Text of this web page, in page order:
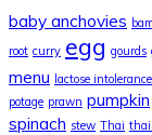
baby anchovies
root curry egg gourds
menu lactose intolerance
potage prawn pumpkin
spinach stew Thai thai